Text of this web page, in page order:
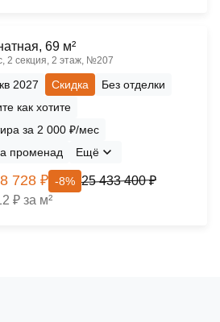
69 м²
2 секция, 2 этаж, №207
2027 Скидка
Без отделки
как хотите
за 2 000 ₽/мес
променад
Ещё
728 ₽ -8% 25 433 400 ₽
₽ за м²